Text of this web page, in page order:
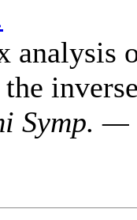
analysis
Symp.